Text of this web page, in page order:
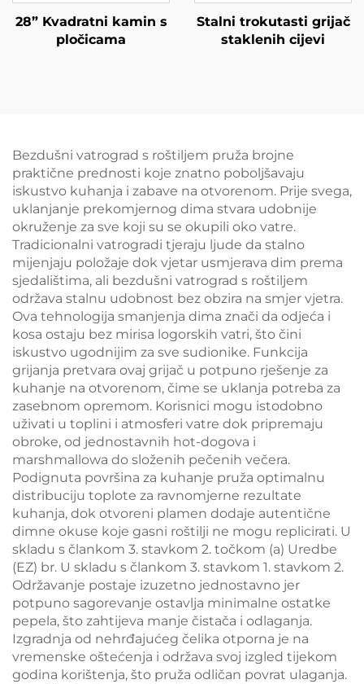
28” Kvadratni kamin s
pločicama
Stalni trokutasti grijač
staklenih cijevi
Bezdušni vatrograd s roštiljem pruža brojne
praktične prednosti koje znatno poboljšavaju
iskustvo kuhanja i zabave na otvorenom. Prije svega,
uklanjanje prekomjernog dima stvara udobnije
okruženje za sve koji su se okupili oko vatre.
Tradicionalni vatrogradi tjeraju ljude da stalno
mijenjaju položaje dok vjetar usmjerava dim prema
sjedalištima, ali bezdušni vatrograd s roštiljem
održava stalnu udobnost bez obzira na smjer vjetra.
Ova tehnologija smanjenja dima znači da odjeća i
kosa ostaju bez mirisa logorskih vatri, što čini
iskustvo ugodnijim za sve sudionike. Funkcija
grijanja pretvara ovaj grijač u potpuno rješenje za
kuhanje na otvorenom, čime se uklanja potreba za
zasebnom opremom. Korisnici mogu istodobno
uživati u toplini i atmosferi vatre dok pripremaju
obroke, od jednostavnih hot-dogova i
marshmallowa do složenih pečenih večera.
Podignuta površina za kuhanje pruža optimalnu
distribuciju toplote za ravnomjerne rezultate
kuhanja, dok otvoreni plamen dodaje autentične
dimne okuse koje gasni roštilji ne mogu replicirati. U
skladu s člankom 3. stavkom 2. točkom (a) Uredbe
(EZ) br. U skladu s člankom 3. stavkom 1. stavkom 2.
Održavanje postaje izuzetno jednostavno jer
potpuno sagorevanje ostavlja minimalne ostatke
pepela, što zahtijeva manje čistača i odlaganja.
Izgradnja od nehrđajućeg čelika otporna je na
vremenske oštećenja i održava svoj izgled tijekom
godina korištenja, što pruža odličan povrat ulaganja.